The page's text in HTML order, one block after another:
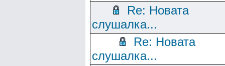
Re: Новата
слушалка...
Re: Новата
слушалка...